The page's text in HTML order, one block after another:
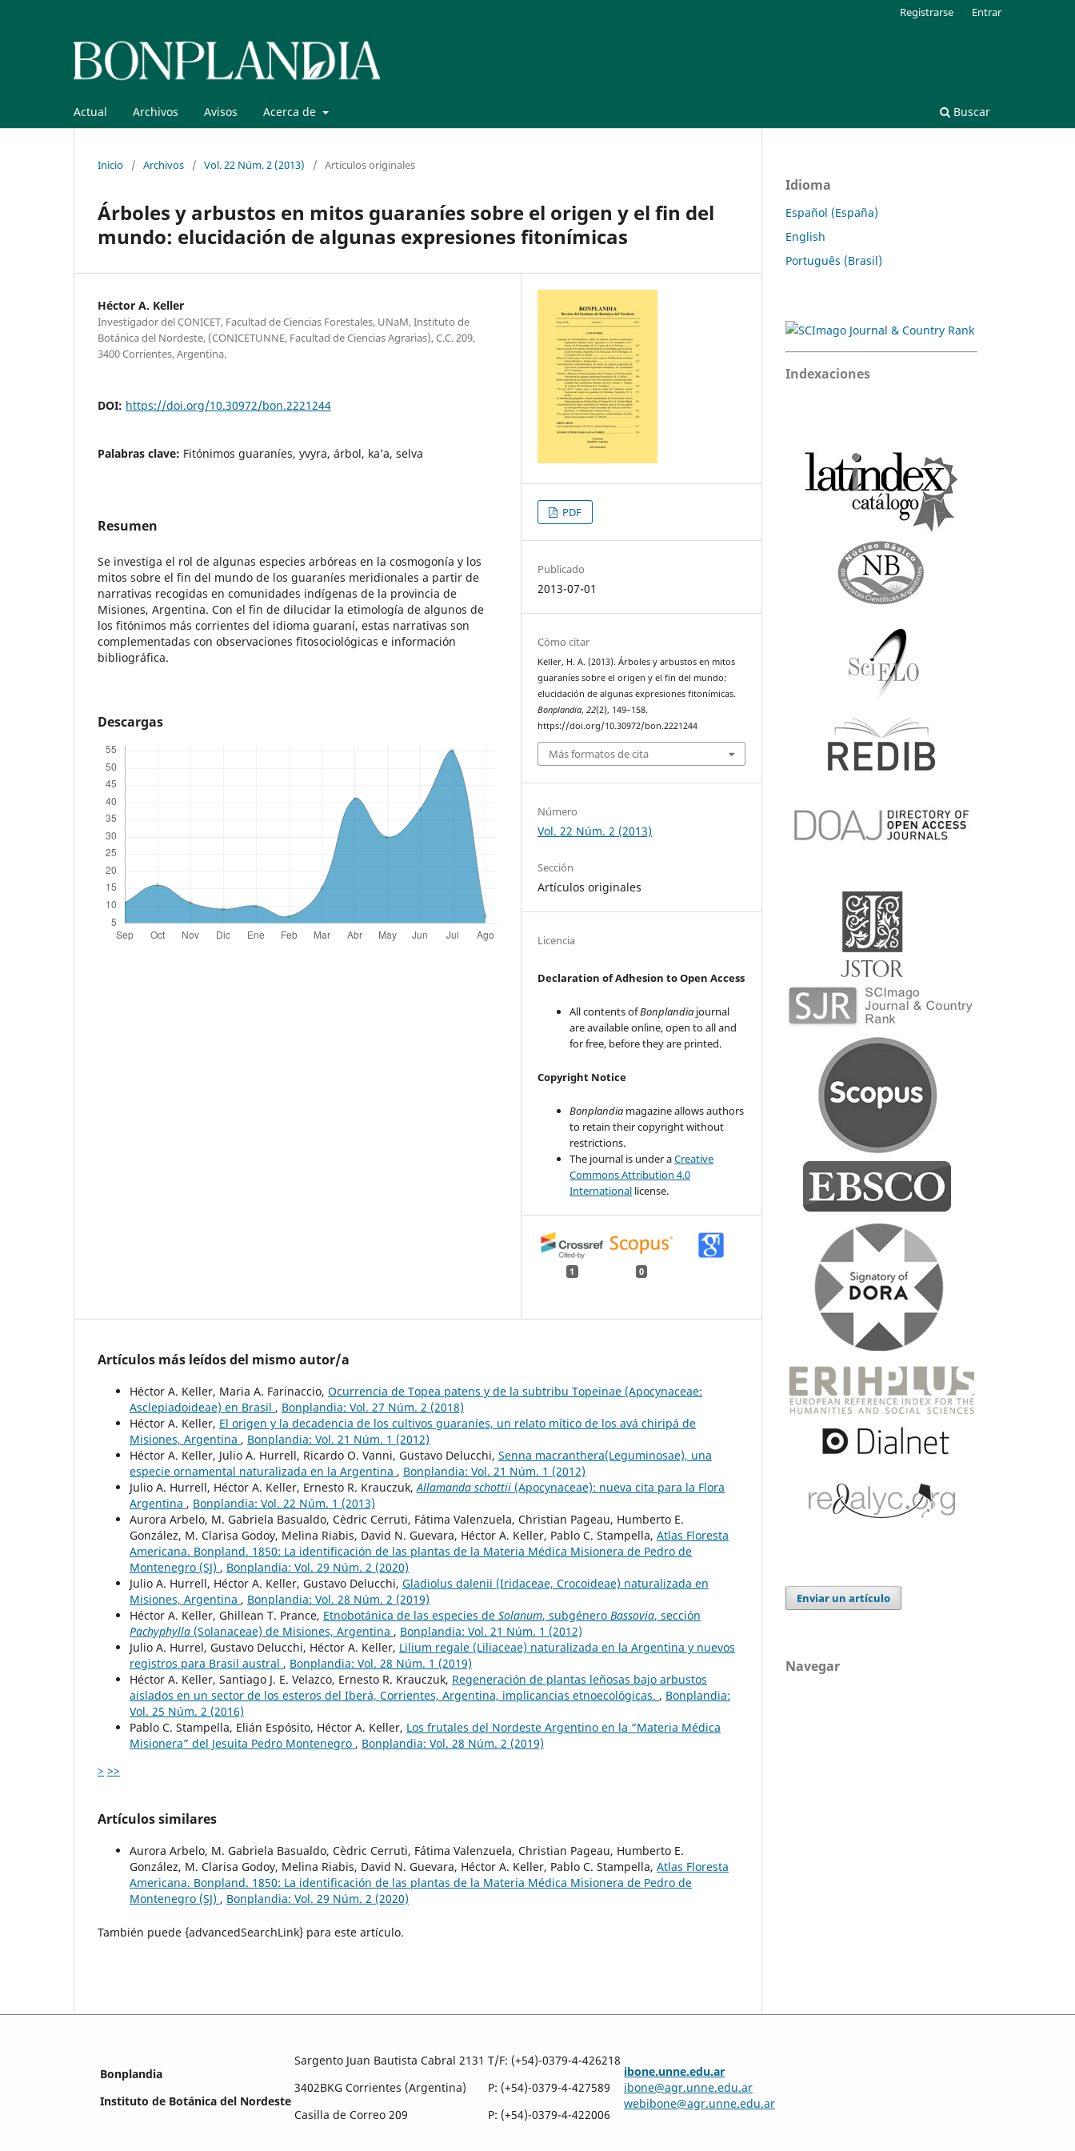
Actual Archivos Avisos Acerca de Buscar
Registrarse Entrar
Inicio / Archivos / Vol. 22 Núm. 2 (2013) / Artículos originales
Árboles y arbustos en mitos guaraníes sobre el origen y el fin del
mundo: elucidación de algunas expresiones fitonímicas
Héctor A. Keller
Investigador del CONICET, Facultad de Ciencias Forestales, UNaM, Instituto de
Botánica del Nordeste, (CONICETUNNE, Facultad de Ciencias Agrarias), C.C. 209,
3400 Corrientes, Argentina.
DOI: https://doi.org/10.30972/bon.2221244
Palabras clave: Fitónimos guaraníes, yvyra, árbol, ka’a, selva
Resumen
Se investiga el rol de algunas especies arbóreas en la cosmogonía y los
mitos sobre el fin del mundo de los guaraníes meridionales a partir de
narrativas recogidas en comunidades indígenas de la provincia de
Misiones, Argentina. Con el fin de dilucidar la etimología de algunos de
los fitónimos más corrientes del idioma guaraní, estas narrativas son
complementadas con observaciones fitosociológicas e información
bibliográfica.
Descargas
PDF
Publicado
2013-07-01
Cómo citar
Keller, H. A. (2013). Árboles y arbustos en mitos
guaraníes sobre el origen y el fin del mundo:
elucidación de algunas expresiones fitonímicas.
Bonplandia,22(2), 149–158.
https://doi.org/10.30972/bon.2221244
Más formatos de cita
Número
Vol. 22 Núm. 2 (2013)
Sección
Artículos originales
Licencia
Declaration of Adhesion to Open Access
All contents ofBonplandia journal
are available online, open to all and
for free, before they are printed.
Copyright Notice
Bonplandia magazine allows authors
to retain their copyright without
restrictions.
The journal is under aCreative
Commons Attribution 4.0
International license.
1 0
Artículos más leídos del mismo autor/a
Héctor A. Keller, Maria A. Farinaccio, Ocurrencia de Topea patens y de la subtribu Topeinae (Apocynaceae:
Asclepiadoideae) en Brasil , Bonplandia: Vol. 27 Núm. 2 (2018)
Héctor A. Keller, El origen y la decadencia de los cultivos guaraníes, un relato mítico de los avá chiripá de
Misiones, Argentina , Bonplandia: Vol. 21 Núm. 1 (2012)
Héctor A. Keller, Julio A. Hurrell, Ricardo O. Vanni, Gustavo Delucchi, Senna macranthera(Leguminosae), una
especie ornamental naturalizada en la Argentina , Bonplandia: Vol. 21 Núm. 1 (2012)
Julio A. Hurrell, Héctor A. Keller, Ernesto R. Krauczuk,Allamanda schottii (Apocynaceae): nueva cita para la Flora
Argentina , Bonplandia: Vol. 22 Núm. 1 (2013)
Aurora Arbelo, M. Gabriela Basualdo, Cèdric Cerruti, Fátima Valenzuela, Christian Pageau, Humberto E.
González, M. Clarisa Godoy, Melina Riabis, David N. Guevara, Héctor A. Keller, Pablo C. Stampella, Atlas Floresta
Americana. Bonpland. 1850: La identificación de las plantas de la Materia Médica Misionera de Pedro de
Montenegro (SJ) , Bonplandia: Vol. 29 Núm. 2 (2020)
Julio A. Hurrell, Héctor A. Keller, Gustavo Delucchi, Gladiolus dalenii (Iridaceae, Crocoideae) naturalizada en
Misiones, Argentina , Bonplandia: Vol. 28 Núm. 2 (2019)
Héctor A. Keller, Ghillean T. Prance, Etnobotánica de las especies de Solanum, subgénero Bassovia, sección
Pachyphylla (Solanaceae) de Misiones, Argentina , Bonplandia: Vol. 21 Núm. 1 (2012)
Julio A. Hurrel, Gustavo Delucchi, Héctor A. Keller, Lilium regale (Liliaceae) naturalizada en la Argentina y nuevos
registros para Brasil austral , Bonplandia: Vol. 28 Núm. 1 (2019)
Héctor A. Keller, Santiago J. E. Velazco, Ernesto R. Krauczuk, Regeneración de plantas leñosas bajo arbustos
aislados en un sector de los esteros del Iberá, Corrientes, Argentina, implicancias etnoecológicas. , Bonplandia:
Vol. 25 Núm. 2 (2016)
Pablo C. Stampella, Elián Espósito, Héctor A. Keller, Los frutales del Nordeste Argentino en la “Materia Médica
Misionera” del Jesuita Pedro Montenegro , Bonplandia: Vol. 28 Núm. 2 (2019)
> >>
Artículos similares
Aurora Arbelo, M. Gabriela Basualdo, Cèdric Cerruti, Fátima Valenzuela, Christian Pageau, Humberto E.
González, M. Clarisa Godoy, Melina Riabis, David N. Guevara, Héctor A. Keller, Pablo C. Stampella, Atlas Floresta
Americana. Bonpland. 1850: La identificación de las plantas de la Materia Médica Misionera de Pedro de
Montenegro (SJ) , Bonplandia: Vol. 29 Núm. 2 (2020)
También puede {advancedSearchLink} para este artículo.
Idioma
Español (España)
English
Português (Brasil)
Indexaciones
Enviar un artículo
Navegar
Bonplandia
Instituto de Botánica del Nordeste
Sargento Juan Bautista Cabral 2131
3402BKG Corrientes (Argentina)
Casilla de Correo 209
T/F: (+54)-0379-4-426218
P: (+54)-0379-4-427589
P: (+54)-0379-4-422006
ibone.unne.edu.ar
ibone@agr.unne.edu.ar
webibone@agr.unne.edu.ar